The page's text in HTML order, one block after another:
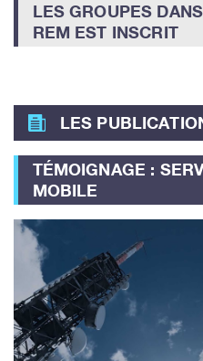
LES GROUPES
REM EST INSCRIT
LES
TÉMOIGNAGE :
MOBILE